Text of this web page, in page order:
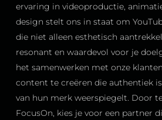
ervaring in videoproductie,
design stelt ons in staat om
die niet alleen esthetisch
resonant en waardevol voor je
het samenwerken met onze
content te creëren die authentiek
van hun merk weerspiegelt. Door
FocusOn, kies je voor een partner